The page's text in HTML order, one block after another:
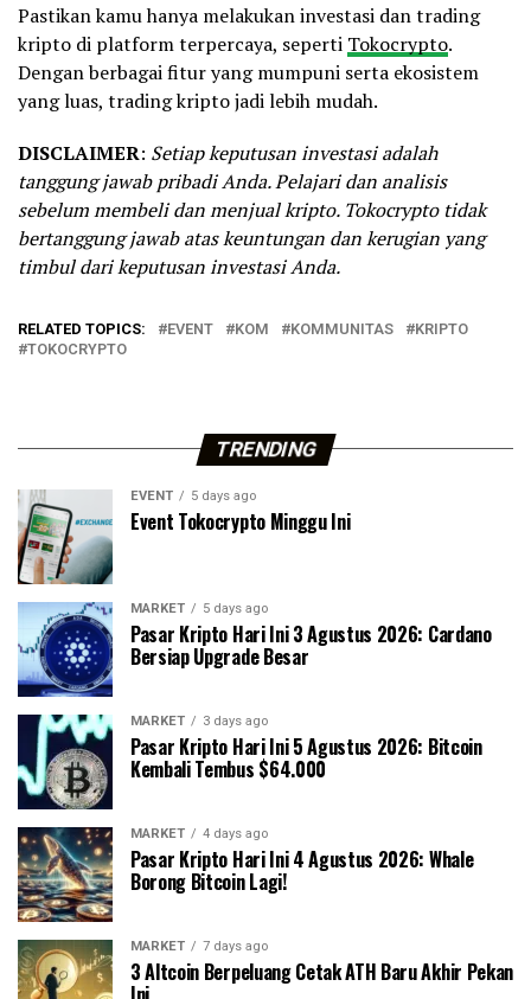
Pastikan kamu hanya melakukan investasi dan trading
kripto di platform terpercaya, seperti Tokocrypto.
Dengan berbagai fitur yang mumpuni serta ekosistem
yang luas, trading kripto jadi lebih mudah.
DISCLAIMER: Setiap keputusan investasi adalah
tanggung jawab pribadi Anda. Pelajari dan analisis
sebelum membeli dan menjual kripto. Tokocrypto tidak
bertanggung jawab atas keuntungan dan kerugian yang
timbul dari keputusan investasi Anda.
RELATED TOPICS: EVENT KOM KOMMUNITAS
KRIPTO
TOKOCRYPTO
TRENDING
EVENT 5 days ago
Event Tokocrypto Minggu Ini
MARKET 5 days ago
Pasar Kripto Hari Ini 3 Agustus 2026: Cardano
Bersiap Upgrade Besar
MARKET 3 days ago
Pasar Kripto Hari Ini 5 Agustus 2026: Bitcoin
Kembali Tembus $64.000
MARKET 4 days ago
Pasar Kripto Hari Ini 4 Agustus 2026: Whale
Borong Bitcoin Lagi!
MARKET 7 days ago
3 Altcoin Berpeluang Cetak ATH Baru Akhir Pekan